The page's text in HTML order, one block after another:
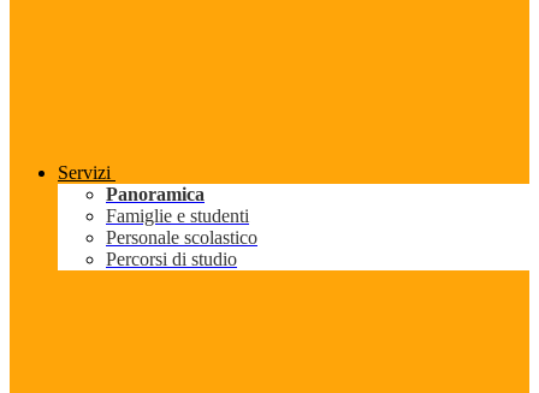
Servizi
Panoramica
Famiglie e studenti
Personale scolastico
Percorsi di studio